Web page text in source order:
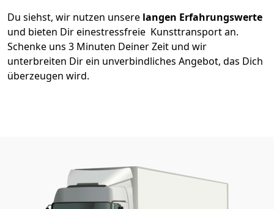
Du siehst, wir nutzen unsere langen Erfahrungswerte
und bieten Dir einestressfreie Kunsttransport an.
Schenke uns 3 Minuten Deiner Zeit und wir
unterbreiten Dir ein unverbindliches Angebot, das Dich
überzeugen wird.